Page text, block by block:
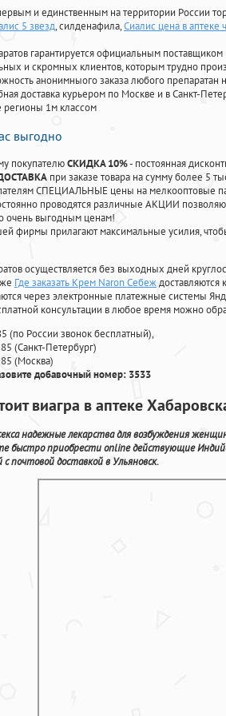
и единственным на территории России
5 звезд, силденафила,Сиалис цена в аптеке
гарантируется официальным
и скромных клиентов, которым трудно
анонимныого заказа любого препаратан
доставка курьером по Москве и в Санкт-
регионы 1м классом
выгодно
покупателюСКИДКА 10%- постоянная
при заказе товара на сумму более 5
СПЕЦИАЛЬНЫЕ цены на мелкооптовые
проводятся различные АКЦИИ
очень выгодным ценам!
фирмы прилагают максимальные усилия,
осуществляется без выходных дней
Где заказать Крем Naron Себеждоставляются
через электронные платежные системы
консультации в любое время можно
(по России звонок бесплатный),
(Санкт-Петербург)
(Москва)
добавочный номер: 3533
виагра в аптеке
надежные лекарства для возбуждения
быстро приобрести online действующие
почтовой доставкой в Ульяновск.